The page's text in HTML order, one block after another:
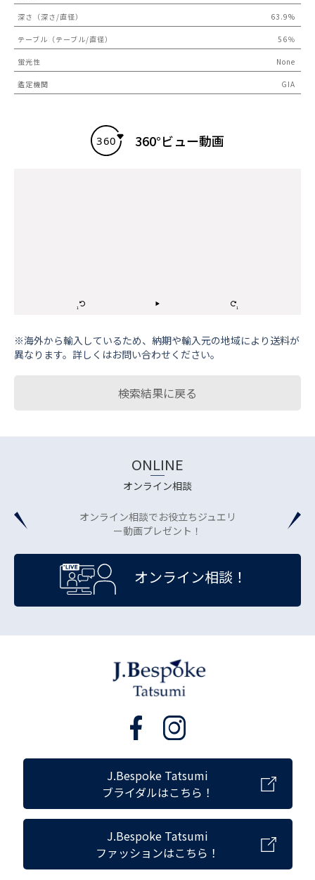
深さ（深さ/直径） 63.9%
テーブル（テーブル/直径） 56％
蛍光性 None
鑑定機関 GIA
360°ビュー動画
※海外から輸⼊しているため、納期や輸⼊元の地域により送料が
異なります。詳しくはお問い合わせください。
検索結果に戻る
ONLINE
オンライン相談
オンライン相談でお役立ちジュエリ
ー動画プレゼント！
オンライン相談！
J.Bespoke Tatsumi
ブライダルはこちら！
J.Bespoke Tatsumi
ファッションはこちら！